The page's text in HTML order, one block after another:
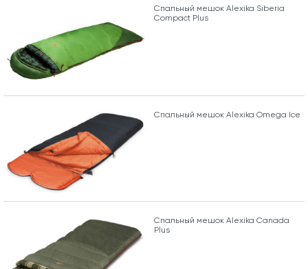
Спальный мешок Alexika Siberia
Compact Plus
Спальный мешок Alexika Omega Ice
Спальный мешок Alexika Canada
Plus